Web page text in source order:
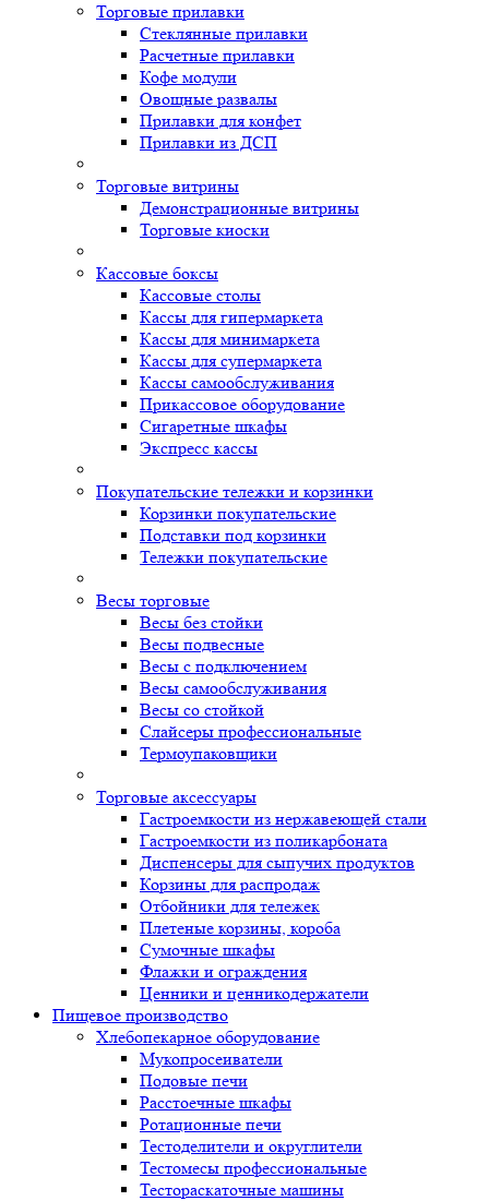
Торговые прилавки
Стеклянные прилавки
Расчетные прилавки
Кофе модули
Овощные развалы
Прилавки для конфет
Прилавки из ДСП
Торговые витрины
Демонстрационные витрины
Торговые киоски
Кассовые боксы
Кассовые столы
Кассы для гипермаркета
Кассы для минимаркета
Кассы для супермаркета
Кассы самообслуживания
Прикассовое оборудование
Сигаретные шкафы
Экспресс кассы
Покупательские тележки и корзинки
Корзинки покупательские
Подставки под корзинки
Тележки покупательские
Весы торговые
Весы без стойки
Весы подвесные
Весы с подключением
Весы самообслуживания
Весы со стойкой
Слайсеры профессиональные
Термоупаковщики
Торговые аксессуары
Гастроемкости из нержавеющей стали
Гастроемкости из поликарбоната
Диспенсеры для сыпучих продуктов
Корзины для распродаж
Отбойники для тележек
Плетеные корзины, короба
Сумочные шкафы
Флажки и ограждения
Ценники и ценникодержатели
Пищевое производство
Хлебопекарное оборудование
Мукопросеиватели
Подовые печи
Расстоечные шкафы
Ротационные печи
Тестоделители и округлители
Тестомесы профессиональные
Тестораскаточные машины